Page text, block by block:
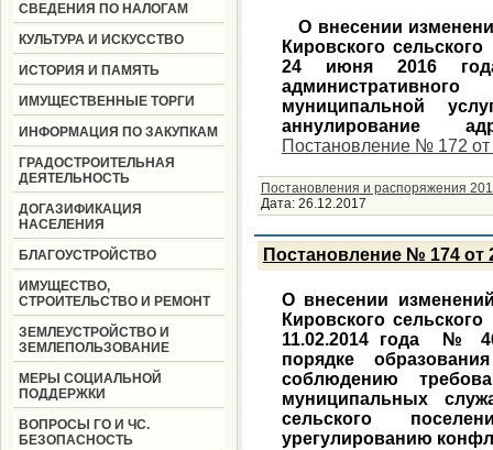
СВЕДЕНИЯ ПО НАЛОГАМ
КУЛЬТУРА И ИСКУССТВО
ИСТОРИЯ И ПАМЯТЬ
ИМУЩЕСТВЕННЫЕ ТОРГИ
ИНФОРМАЦИЯ ПО ЗАКУПКАМ
ГРАДОСТРОИТЕЛЬНАЯ
ДЕЯТЕЛЬНОСТЬ
ДОГАЗИФИКАЦИЯ
НАСЕЛЕНИЯ
БЛАГОУСТРОЙСТВО
ИМУЩЕСТВО,
СТРОИТЕЛЬСТВО И РЕМОНТ
ЗЕМЛЕУСТРОЙСТВО И
ЗЕМЛЕПОЛЬЗОВАНИЕ
МЕРЫ СОЦИАЛЬНОЙ
ПОДДЕРЖКИ
ВОПРОСЫ ГО И ЧС.
БЕЗОПАСНОСТЬ
О внесении
Кировского
24 июня 2016
муниципальной
аннулирование
Постановление № 172 от
Постановления и распоряжения
Дата: 26.12.2017
Постановление № 174 от
О внесении
Кировского
11.02.2014 года №
порядке
соблюдению
муниципальных
сельского
урегулированию